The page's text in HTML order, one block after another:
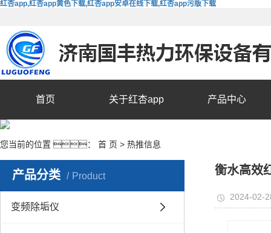
红杏app,红杏app黄色下载,红杏app安卓在线下载,红杏app污版下载
首页 关于红杏app 产品中心
您当前的位置 ： 首 页 > 热推信息
产品分类 Product
变频除垢仪
衡水高效
2024-02-